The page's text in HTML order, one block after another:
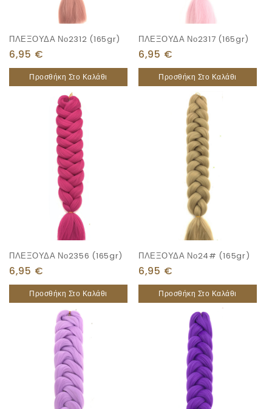
ΠΛΕΞΟΥΔΑ Νο2312 (165gr)
6,95 €
Προσθήκη Στο Καλάθι
ΠΛΕΞΟΥΔΑ Νο2317 (165gr)
6,95 €
Προσθήκη Στο Καλάθι
ΠΛΕΞΟΥΔΑ Νο2356 (165gr)
6,95 €
Προσθήκη Στο Καλάθι
ΠΛΕΞΟΥΔΑ Νο24# (165gr)
6,95 €
Προσθήκη Στο Καλάθι